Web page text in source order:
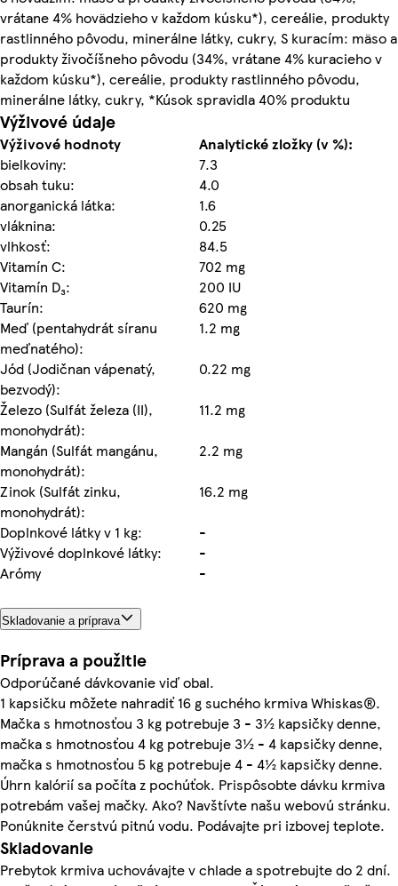
vrátane 4% hovädzieho v každom kúsku*), cereálie, produkty
rastlinného pôvodu, minerálne látky, cukry, S kuracím: mäso a
produkty živočíšneho pôvodu (34%, vrátane 4% kuracieho v
každom kúsku*), cereálie, produkty rastlinného pôvodu,
minerálne látky, cukry, *Kúsok spravidla 40% produktu
Výživové údaje
Výživové hodnoty
Analytické zložky (v %):
bielkoviny:
7.3
obsah tuku:
4.0
anorganická látka:
1.6
vláknina:
0.25
vlhkosť:
84.5
Vitamín C:
702 mg
Vitamín D₃:
200 IU
Taurín:
620 mg
Meď (pentahydrát síranu
meďnatého):
1.2 mg
Jód (Jodičnan vápenatý,
bezvodý):
0.22 mg
Železo (Sulfát železa (II),
monohydrát):
11.2 mg
Mangán (Sulfát mangánu,
monohydrát):
2.2 mg
Zinok (Sulfát zinku,
monohydrát):
16.2 mg
Doplnkové látky v 1 kg:
-
Výživové doplnkové látky:
-
Arómy
-
Skladovanie a príprava
Príprava a použitie
Odporúčané dávkovanie viď obal.
1 kapsičku môžete nahradiť 16 g suchého krmiva Whiskas®.
Mačka s hmotnosťou 3 kg potrebuje 3 - 3½ kapsičky denne,
mačka s hmotnosťou 4 kg potrebuje 3½ - 4 kapsičky denne,
mačka s hmotnosťou 5 kg potrebuje 4 - 4½ kapsičky denne.
Úhrn kalórií sa počíta z pochúťok. Prispôsobte dávku krmiva
potrebám vašej mačky. Ako? Navštívte našu webovú stránku.
Ponúknite čerstvú pitnú vodu. Podávajte pri izbovej teplote.
Skladovanie
Prebytok krmiva uchovávajte v chlade a spotrebujte do 2 dní.